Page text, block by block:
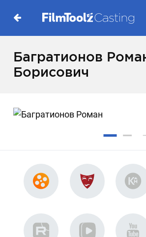
Багратионов
Борисович